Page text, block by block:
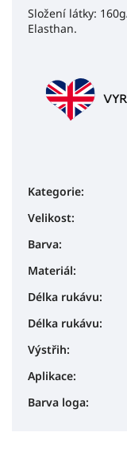
Složení látky:
Elasthan.
Kategorie:
Velikost:
Barva:
Materiál:
Délka rukávu:
Délka rukávu:
Výstřih:
Aplikace:
Barva loga: